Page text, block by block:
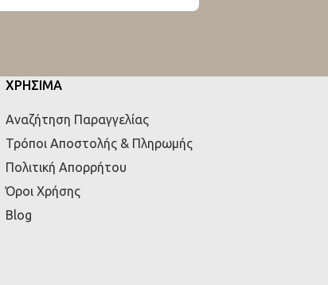
ΧΡΗΣΙΜΑ
Αναζήτηση Παραγγελίας
Τρόποι Αποστολής & Πληρωμής
Πολιτική Απορρήτου
Όροι Χρήσης
Blog